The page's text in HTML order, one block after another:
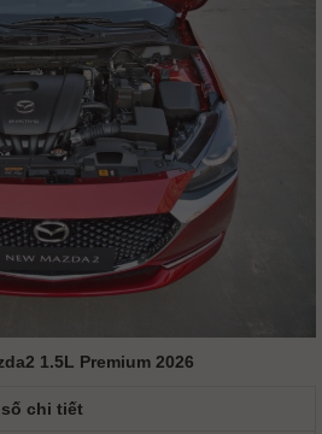
1.5L Premium 2026
chi tiết